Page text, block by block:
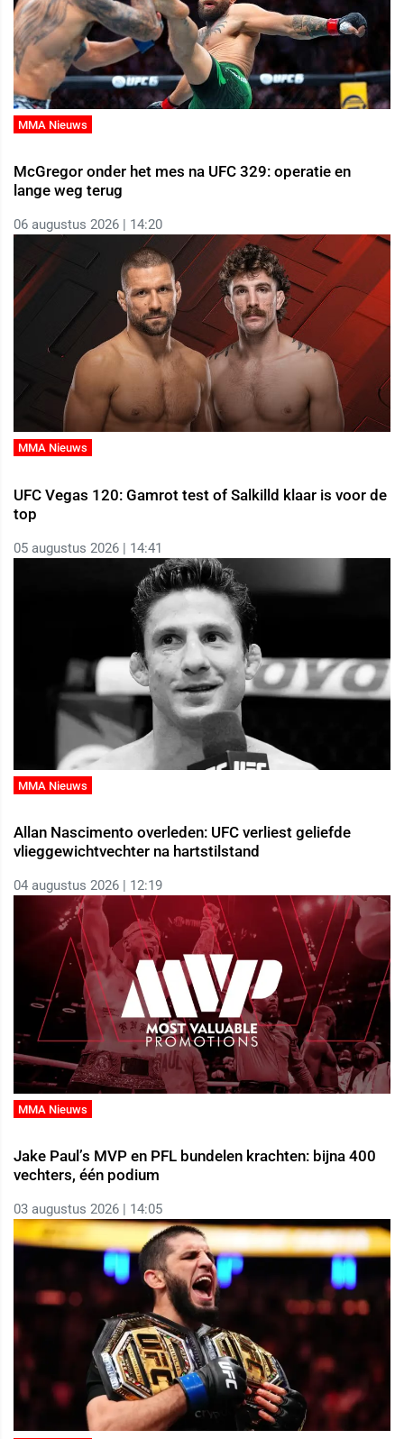
MMA Nieuws
McGregor onder het mes na UFC 329: operatie en
lange weg terug
06 augustus 2026 | 14:20
MMA Nieuws
UFC Vegas 120: Gamrot test of Salkilld klaar is voor de
top
05 augustus 2026 | 14:41
MMA Nieuws
Allan Nascimento overleden: UFC verliest geliefde
vlieggewichtvechter na hartstilstand
04 augustus 2026 | 12:19
MMA Nieuws
Jake Paul’s MVP en PFL bundelen krachten: bijna 400
vechters, één podium
03 augustus 2026 | 14:05